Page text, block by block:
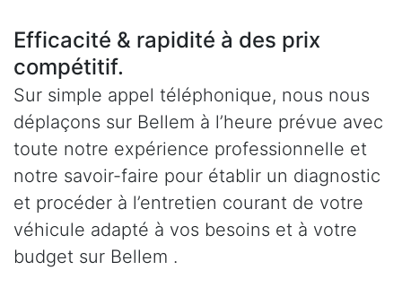
Efficacité & rapidité à des prix
compétitif.
Sur simple appel téléphonique, nous nous
déplaçons sur Bellem à l’heure prévue avec
toute notre expérience professionnelle et
notre savoir-faire pour établir un diagnostic
et procéder à l’entretien courant de votre
véhicule adapté à vos besoins et à votre
budget sur Bellem .